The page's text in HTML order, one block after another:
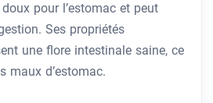
pour l’estomac et peut
Ses propriétés
une flore intestinale saine, ce
maux d’estomac.